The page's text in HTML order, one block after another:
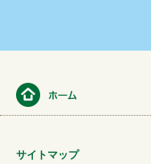
サイトマップ